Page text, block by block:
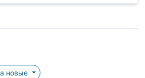
новые